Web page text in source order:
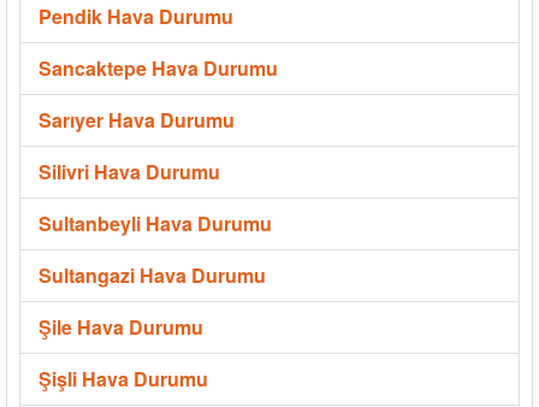
Pendik Hava Durumu
Sancaktepe Hava Durumu
Sarıyer Hava Durumu
Silivri Hava Durumu
Sultanbeyli Hava Durumu
Sultangazi Hava Durumu
Şile Hava Durumu
Şişli Hava Durumu